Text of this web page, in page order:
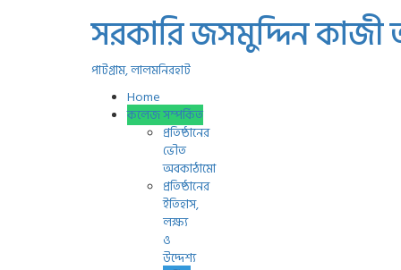
সরকারি জসমুদ্দিন
পাটগ্রাম, লালমনিরহাট
Home
কলেজ সম্পর্কিত
প্রতিষ্ঠানের
ভৌত
অবকাঠামো
প্রতিষ্ঠানের
ইতিহাস,
লক্ষ্য
ও
উদ্দেশ্য